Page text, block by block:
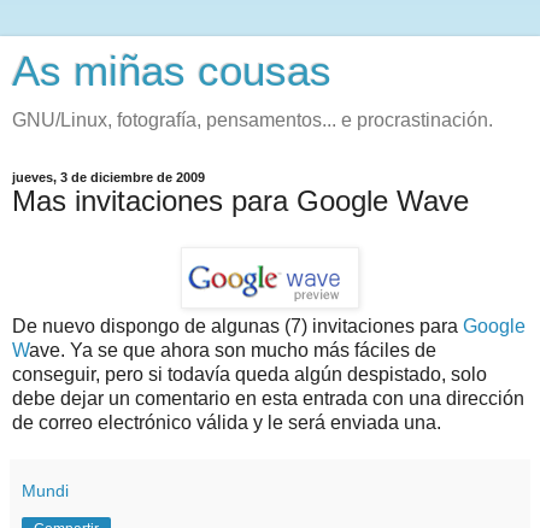
As miñas cousas
GNU/Linux, fotografía, pensamentos... e procrastinación.
jueves, 3 de diciembre de 2009
Mas invitaciones para Google Wave
De nuevo dispongo de algunas (7) invitaciones para Google
Wave. Ya se que ahora son mucho más fáciles de
conseguir, pero si todavía queda algún despistado, solo
debe dejar un comentario en esta entrada con una dirección
de correo electrónico válida y le será enviada una.
Mundi